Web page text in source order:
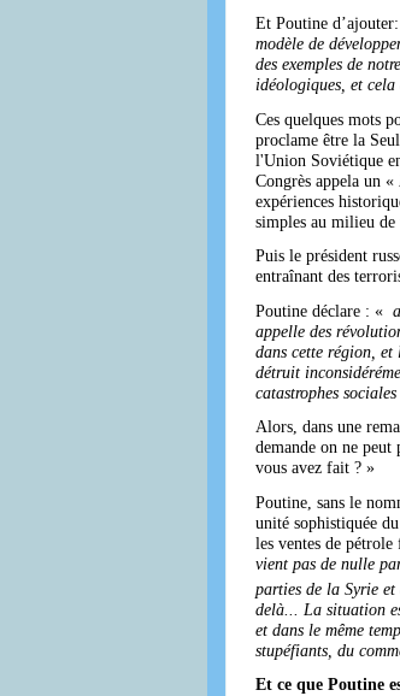
Et Poutine
modèle de
des exemples de
idéologiques, et cela
Ces quelques mots
proclame être la
l'Union Soviétique
Congrès appela un «
expériences
simples au milieu de
Puis le président
entraînant des
Poutine déclare : «
appelle des
dans cette région, et
détruit
catastrophes
Alors, dans une
demande on ne peut
vous avez fait ? »
Poutine, sans le
unité sophistiquée
les ventes de
vient pas de nulle
parties de la Syrie
delà... La situation
et dans le même
stupéfiants, du
Et ce que Poutine